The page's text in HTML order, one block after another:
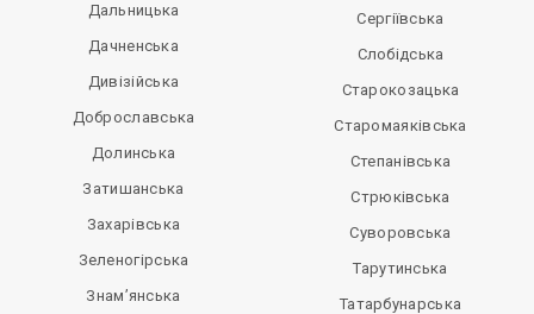
Дальницька
Дачненська
Дивізійська
Доброславська
Долинська
Затишанська
Захарівська
Зеленогірська
Знам’янська
Сергіївська
Слобідська
Старокозацька
Старомаяківська
Степанівська
Стрюківська
Суворовська
Тарутинська
Татарбунарська